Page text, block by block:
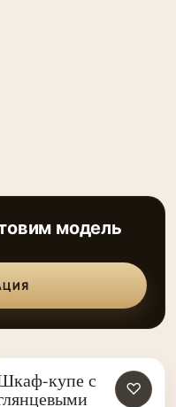
модель
ШКАФЫ-
КУПЕ НА ЗАКАЗ
♡
купе с